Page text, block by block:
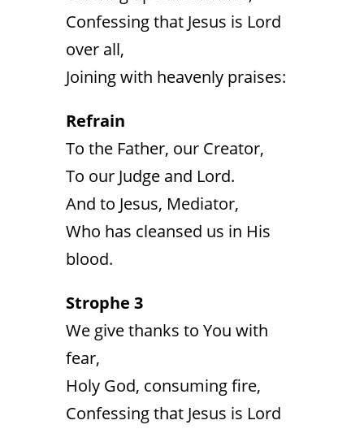
Confessing that Jesus is Lord
over all,
Joining with heavenly praises:
Refrain
To the Father, our Creator,
To our Judge and Lord.
And to Jesus, Mediator,
Who has cleansed us in His
blood.
Strophe 3
We give thanks to You with
fear,
Holy God, consuming fire,
Confessing that Jesus is Lord